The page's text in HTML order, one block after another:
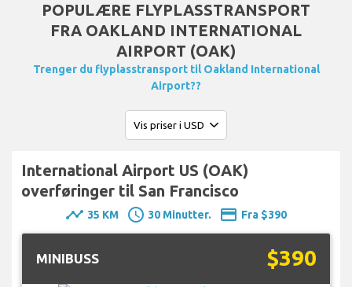
POPULÆRE FLYPLASSTRANSPORT
FRA OAKLAND INTERNATIONAL
AIRPORT (OAK)
Trenger du flyplasstransport til Oakland International
Airport??
International Airport US (OAK)
overføringer til San Francisco
timeline 35 KM schedule 30 Minutter. payment Fra $390
MINIBUSS $390